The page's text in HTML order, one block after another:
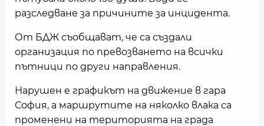
разследване за причините за инцидента.
От БДЖ съобщават, че са създали
организация по превозването на всички
пътници по други направления.
Нарушен е графикът на движение в гара
София, а маршрутите на няколко влака са
променени на територията на града